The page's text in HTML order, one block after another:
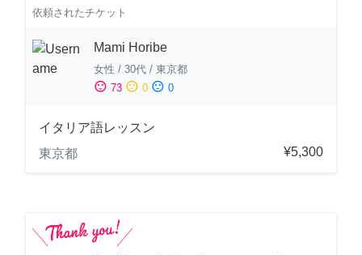
依頼されたチケット
Mami Horibe
女性 / 30代 / 東京都
sentiment_satisfied 73 sentiment_neutral 0 sentiment_dissatisfied 0
イタリア語レッスン
東京都
¥5,300